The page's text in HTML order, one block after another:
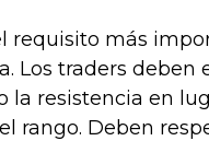
requisito más
Los traders deben
la resistencia en
rango. Deben